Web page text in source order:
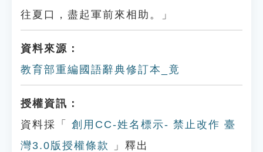
往夏口，盡起軍前來相助。」
資料來源：
教育部重編國語辭典修訂本_竟
授權資訊：
資料採「
創用CC-姓名標示- 禁止改作 臺
灣3.0版授權條款
」釋出